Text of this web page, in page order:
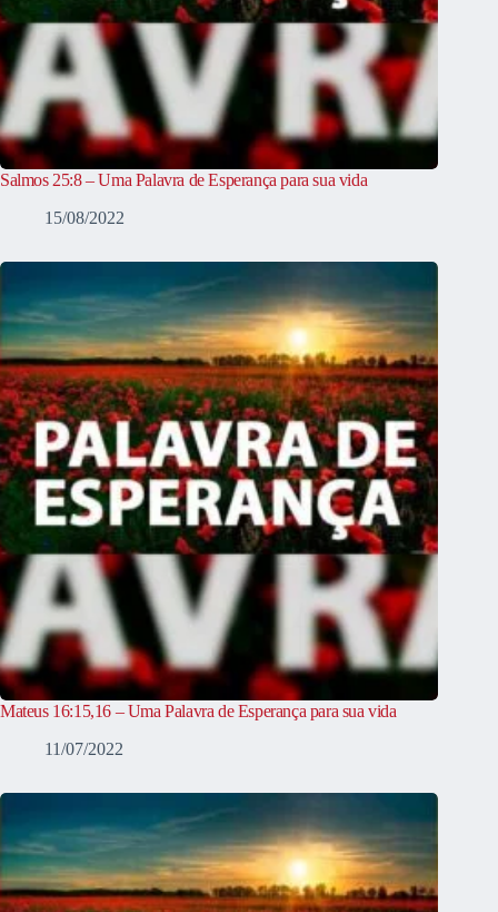
Salmos 25:8 – Uma Palavra de Esperança para sua vida
15/08/2022
Mateus 16:15,16 – Uma Palavra de Esperança para sua vida
11/07/2022